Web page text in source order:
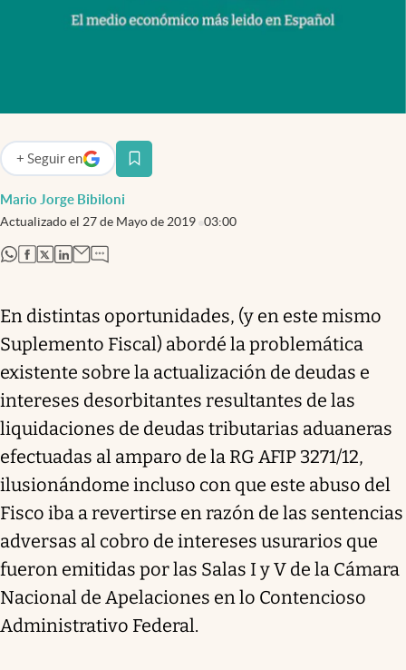
Mario Jorge Bibiloni
Actualizado el 27 de Mayo de 2019 03:00
+ Seguir en
abre en nueva pestaña
abre en nueva pestaña
abre en nueva pestaña
abre en nueva pestaña
abre en nueva pestaña
En distintas oportunidades, (y en este mismo
Suplemento Fiscal) abordé la problemática
existente sobre la actualización de deudas e
intereses desorbitantes resultantes de las
liquidaciones de deudas tributarias aduaneras
efectuadas al amparo de la RG AFIP 3271/12,
ilusionándome incluso con que este abuso del
Fisco iba a revertirse en razón de las sentencias
adversas al cobro de intereses usurarios que
fueron emitidas por las Salas I y V de la Cámara
Nacional de Apelaciones en lo Contencioso
Administrativo Federal.